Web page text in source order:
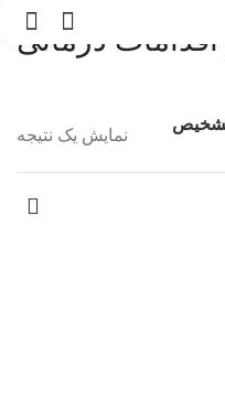
0
درمانی
نمایش یک نتیجه